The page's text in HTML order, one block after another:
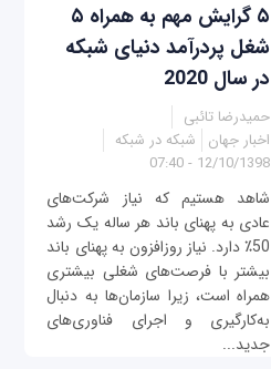
۵ گرایش مهم به همراه ۵
شغل پردرآمد دنیای شبکه
در سال 2020
حمیدرضا تائبی
اخبار جهان
شبکه در شبکه
12/10/1398 - 07:40
شاهد هستیم که نیاز شرکت‌های
عادی به پهنای باند هر ساله یک رشد
50٪ دارد. نیاز روزافزون به پهنای باند
بیشتر با فرصت‌های شغلی بیشتری
همراه است، زیرا سازمان‌ها به دنبال
به‌کارگیری و اجرای فناوری‌های
جدید...